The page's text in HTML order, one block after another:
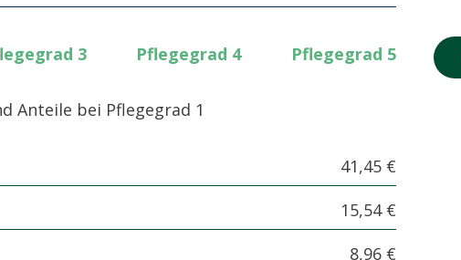
3 Pflegegrad 4 Pflegegrad 5
Anteile bei Pflegegrad 1
41,45 €
15,54 €
8,96 €